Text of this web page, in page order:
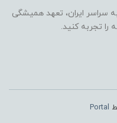
سراسر ایران، تعهد همیشگی
تجربه کنید.
Portal